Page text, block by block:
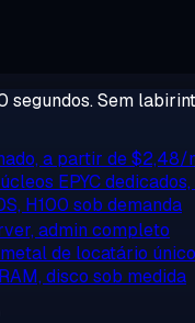
segundos. Sem
a partir de $2,48/
EPYC
H100 sob demanda
admin completo
de locatário
disco sob medida